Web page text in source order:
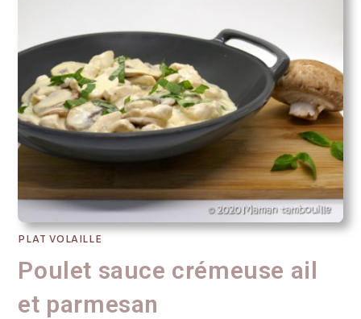
PLAT VOLAILLE
Poulet sauce crémeuse ail
et parmesan